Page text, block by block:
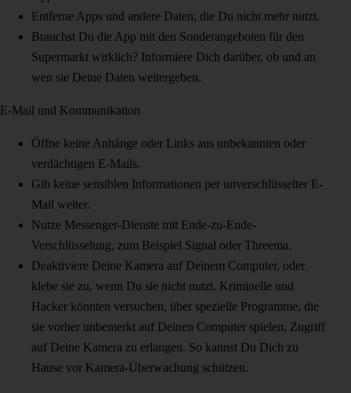
Entferne Apps und andere Daten, die Du nicht mehr nutzt.
Brauchst Du die App mit den Sonderangeboten für den
Supermarkt wirklich? Informiere Dich darüber, ob und an
wen sie Deine Daten weitergeben.
E-Mail und Kommunikation
Öffne keine Anhänge oder Links aus unbekannten oder
verdächtigen E-Mails.
Gib keine sensiblen Informationen per unverschlüsselter E-
Mail weiter.
Nutze Messenger-Dienste mit Ende-zu-Ende-
Verschlüsselung, zum Beispiel Signal oder Threema.
Deaktiviere Deine Kamera auf Deinem Computer, oder
klebe sie zu, wenn Du sie nicht nutzt. Kriminelle und
Hacker könnten versuchen, über spezielle Programme, die
sie vorher unbemerkt auf Deinen Computer spielen, Zugriff
auf Deine Kamera zu erlangen. So kannst Du Dich zu
Hause vor Kamera-Überwachung schützen.